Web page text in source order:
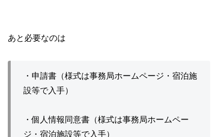
あと必要なのは
・申請書（様式は事務局ホームページ・宿泊施
設等で入手）
・個人情報同意書（様式は事務局ホームペー
ジ・宿泊施設等で入手）